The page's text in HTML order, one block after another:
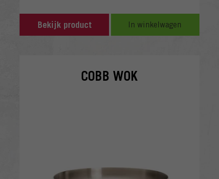
Bekijk product In winkelwagen
COBB WOK